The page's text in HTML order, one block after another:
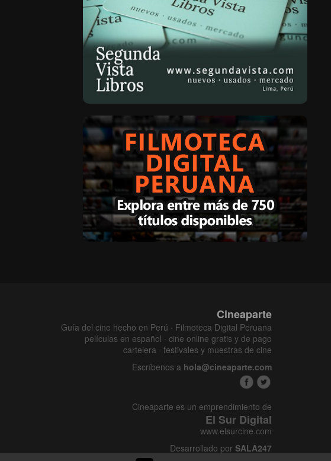
Cineaparte
Guía del cine hecho en Perú · Filmoteca Digital Peruana
películas en español · cine online gratis y de pago
cartelera · festivales y muestras de cine
Escríbenos a hola@cineaparte.com
Cineaparte es un emprendimiento de
El Sur Digital
www.elsurcine.com
Desarrollado por SALA247